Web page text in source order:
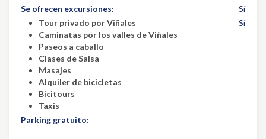
Se ofrecen excursiones:
Sí
Tour privado por Viñales
Caminatas por los valles de Viñales
Paseos a caballo
Clases de Salsa
Masajes
Alquiler de bicicletas
Bicitours
Taxis
Parking gratuito:
Sí